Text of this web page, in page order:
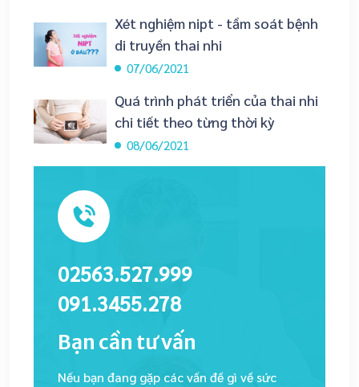
Xét nghiệm nipt - tầm soát bệnh
di truyền thai nhi
07/06/2021
Quá trình phát triển của thai nhi
chi tiết theo từng thời kỳ
08/06/2021
02563.527.999
091.3455.278
Bạn cần tư vấn
Nếu bạn đang gặp các vấn đề gì về sức